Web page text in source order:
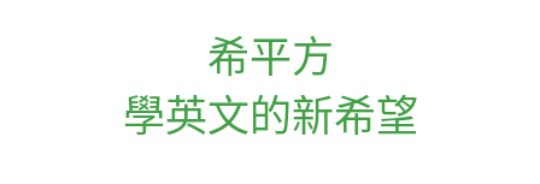
希平方
學英文的新希望